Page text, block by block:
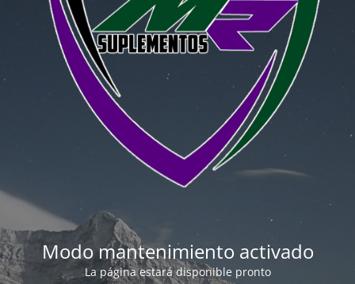
Modo mantenimiento activado
La página estará disponible pronto